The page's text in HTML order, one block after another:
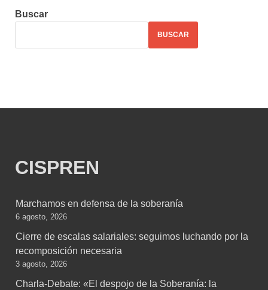
Buscar
BUSCAR
CISPREN
Marchamos en defensa de la soberanía
6 agosto, 2026
Cierre de escalas salariales: seguimos luchando por la
recomposición necesaria
3 agosto, 2026
Charla-Debate: «El despojo de la Soberanía: la